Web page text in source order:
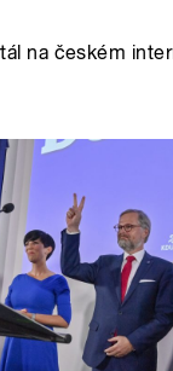
na českém